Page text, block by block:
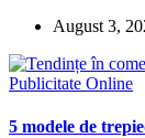
August 3,
Publicitate Online
5 modele de